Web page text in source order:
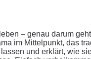
– genau darum
im Mittelpunkt, das
und erklärt, wie